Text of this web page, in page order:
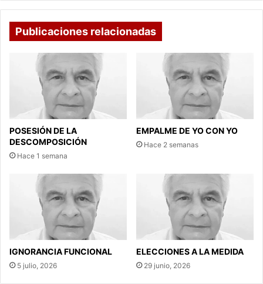
Publicaciones relacionadas
POSESIÓN DE LA
DESCOMPOSICIÓN
Hace 1 semana
EMPALME DE YO CON YO
Hace 2 semanas
IGNORANCIA FUNCIONAL
5 julio, 2026
ELECCIONES A LA MEDIDA
29 junio, 2026